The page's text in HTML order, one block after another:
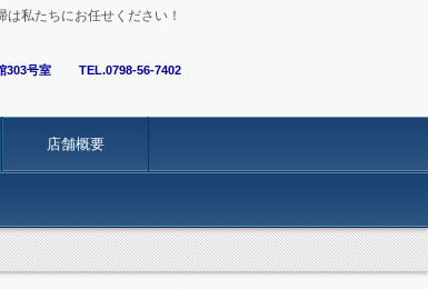
私たちにお任せください！
303号室 TEL.0798-56-7402
店舗概要